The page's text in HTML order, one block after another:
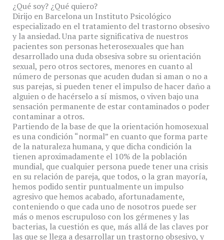
¿Qué soy? ¿Qué quiero?
Dirijo en Barcelona un Instituto Psicológico
especializado en el tratamiento del trastorno obsesivo
y la ansiedad. Una parte significativa de nuestros
pacientes son personas heterosexuales que han
desarrollado una duda obsesiva sobre su orientación
sexual, pero otros sectores, menores en cuanto al
número de personas que acuden dudan si aman o no a
sus parejas, si pueden tener el impulso de hacer daño a
alguien o de hacérselo a sí mismos, o viven bajo una
sensación permanente de estar contaminados o poder
contaminar a otros.
Partiendo de la base de que la orientación homosexual
es una condición “normal” en cuanto que forma parte
de la naturaleza humana, y que dicha condición la
tienen aproximadamente el 10% de la población
mundial, que cualquier persona puede tener una crisis
en su relación de pareja, que todos, o la gran mayoría,
hemos podido sentir puntualmente un impulso
agresivo que hemos acabado, afortunadamente,
conteniendo o que cada uno de nosotros puede ser
más o menos escrupuloso con los gérmenes y las
bacterias, la cuestión es que, más allá de las claves por
las que se llega a desarrollar un trastorno obsesivo, y